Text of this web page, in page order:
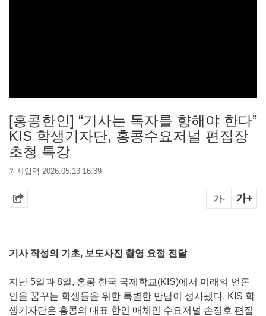
[홍콩한인] “기사는 독자를 향해야 한다”
KIS 학생기자단, 홍콩수요저널 편집장
초청 특강
기사입력 2026.05.13 16:39
가- 가+
기사 작성의 기초, 보도사진 촬영 요점 전달
지난 5일과 8일, 홍콩 한국 국제학교(KIS)에서 미래의 언론
인을 꿈꾸는 학생들을 위한 특별한 만남이 성사됐다. KIS 학
생기자단은 홍콩의 대표 한인 매체인 수요저널 손정호 편집